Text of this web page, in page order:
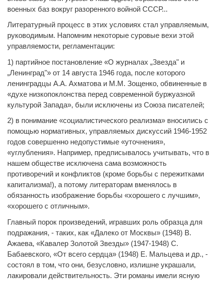
военных баз вокруг разоренного войной СССР...
Литературный процесс в этих условиях стал управляемым,
руководимым. Напомним некоторые суровые вехи этой
управляемости, регламентации:
1) партийное постановление «О журналах „Звезда" и
„Ленинград"» от 14 августа 1946 года, после которого
ленинградцы А.А. Ахматова и М.М. Зощенко, обвиненные в
«духе низкопоклонства перед современной буржуазной
культурой Запада», были исключены из Союза писателей;
2) в понимание «социалистического реализма» вносились с
помощью нормативных, управляемых дискуссий 1946-1952
годов совершенно недопустимые «уточнения»,
«углубления». Например, предписывалось учитывать, что в
нашем обществе исключена сама возможность
противоречий и конфликтов (кроме борьбы с пережитками
капитализма!), а потому литераторам вменялось в
обязанность изображение борьбы «хорошего с лучшим»,
«хорошего с отличным».
Главный порок произведений, игравших роль образца для
подражания, - таких, как «Далеко от Москвы» (1948) В.
Ажаева, «Кавалер Золотой Звезды» (1947-1948) С.
Бабаевского, «От всего сердца» (1948) Е. Мальцева и др., -
состоял в том, что они, безусловно, излишне украшали,
лакировали действительность. Эти романы имели ясную